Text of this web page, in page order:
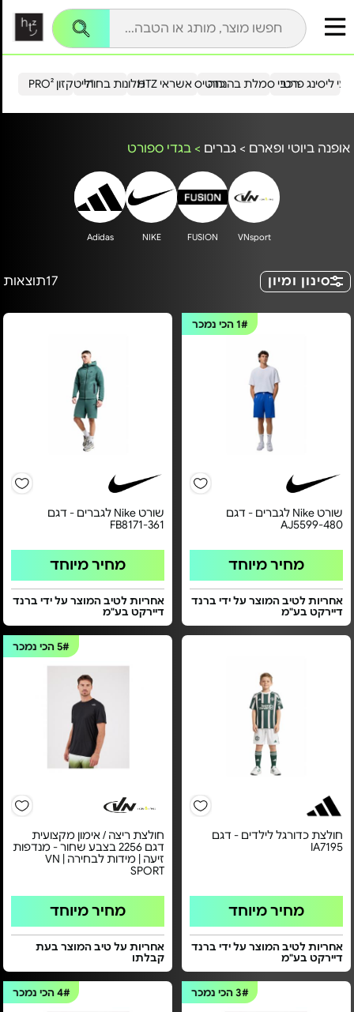
הייטקזון PRO²מלונות בחו"ל כרטיס אשראי HTZ ליסינג פרטירכבי סמלת בהנחה
אופנה ביוטי ופארם > גברים > בגדי ספורט
VNsport
FUSION
NIKE
Adidas
סינון ומיון 17תוצאות
1#הכי נמכר
שורט Nike לגברים - דגם
AJ5599-480
מחיר מיוחד
אחריות לטיב המוצר על ידי ברנד
דיירקט בע"מ
שורט Nike לגברים - דגם
FB8171-361
מחיר מיוחד
אחריות לטיב המוצר על ידי ברנד
דיירקט בע"מ
חולצת כדורגל לילדים - דגם
IA7195
מחיר מיוחד
אחריות לטיב המוצר על ידי ברנד
דיירקט בע"מ
5#הכי נמכר
חולצת ריצה / אימון מקצועית
דגם 2256 בצבע שחור - מנדפות
זיעה | מידות לבחירה | VN
SPORT
מחיר מיוחד
אחריות על טיב המוצר בעת
קבלתו
3#הכי נמכר 4#הכי נמכר